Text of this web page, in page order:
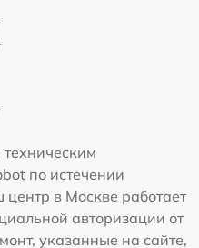
по истечении
в Москве работает
авторизации от
указанные на сайте,